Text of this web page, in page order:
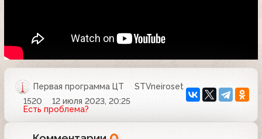
Первая программа ЦТ
STVneiroset
1520
12 июля 2023, 20:25
Есть проблема?